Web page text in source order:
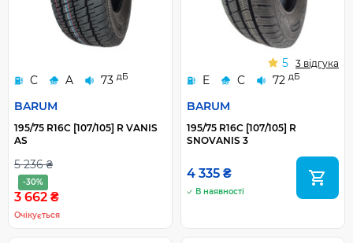
C A 73 дБ
BARUM
195/75 R16C [107/105] R VANIS
AS
5 236 ₴
-30%
3 662 ₴
Очікується
E C 72 дБ
BARUM
5 3 відгука
195/75 R16C [107/105] R
SNOVANIS 3
4 335 ₴
В наявності